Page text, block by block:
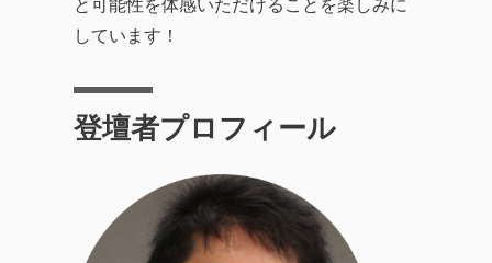
と可能性を体感いただけることを楽しみに
しています！
登壇者プロフィール